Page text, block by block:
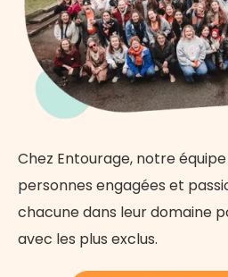
Chez Entourage, notre
personnes engagées et
chacune dans leur domaine
avec les plus exclus.